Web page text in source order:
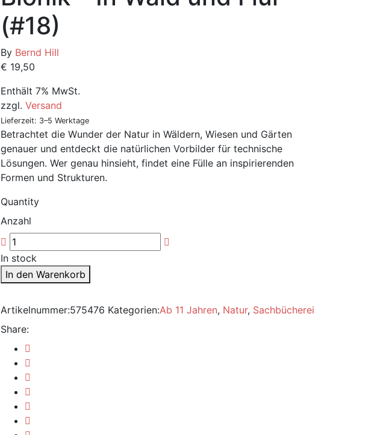
(#18)
By Bernd Hill
€ 19,50
Enthält 7% MwSt.
zzgl.Versand
Lieferzeit: 3–5 Werktage
Betrachtet die Wunder der Natur in Wäldern, Wiesen und Gärten
genauer und entdeckt die natürlichen Vorbilder für technische
Lösungen. Wer genau hinsieht, findet eine Fülle an inspirierenden
Formen und Strukturen.
Quantity
Anzahl
In stock
In den Warenkorb
Artikelnummer:575476 Kategorien:Ab 11 Jahren, Natur, Sachbücherei
Share: